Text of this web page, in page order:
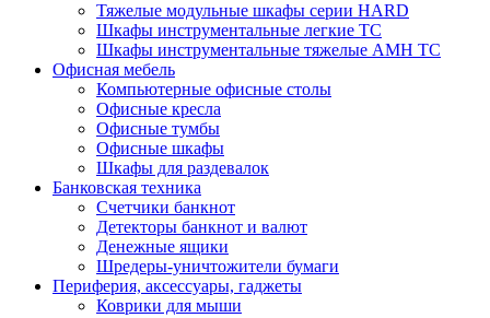
Тяжелые модульные шкафы серии HARD
Шкафы инструментальные легкие ТС
Шкафы инструментальные тяжелые AMH TC
Офисная мебель
Компьютерные офисные столы
Офисные кресла
Офисные тумбы
Офисные шкафы
Шкафы для раздевалок
Банковская техника
Счетчики банкнот
Детекторы банкнот и валют
Денежные ящики
Шредеры-уничтожители бумаги
Периферия, аксессуары, гаджеты
Коврики для мыши